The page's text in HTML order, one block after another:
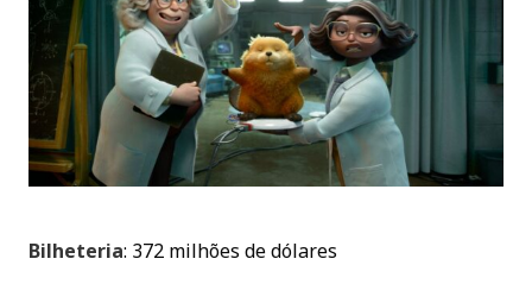
Bilheteria: 372 milhões de dólares